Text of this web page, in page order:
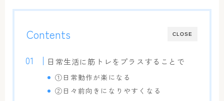
CLOSE
Contents
日常生活に筋トレをプラスすることで
①日常動作が楽になる
②日々前向きになりやすくなる